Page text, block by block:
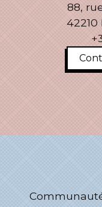
88,
42210